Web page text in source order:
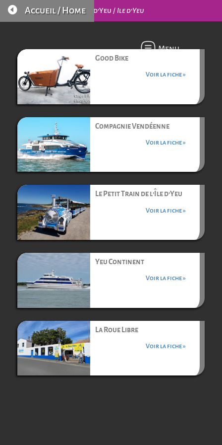
L’Île d’Yeu / Ile d’Yeu
 Accueil / Home
Menu
Good Bike
Voir la fiche »
Compagnie Vendéenne
Voir la fiche »
Le Petit Train de l’Île d’Yeu
Voir la fiche »
Yeu Continent
Voir la fiche »
La Roue Libre
Voir la fiche »